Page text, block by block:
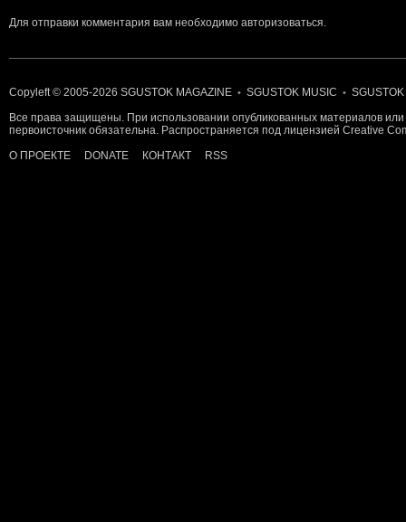
Для отправки комментария вам необходимо авторизоваться.
Copyleft © 2005-2026 SGUSTOK MAGAZINE • SGUSTOK MUSIC •
Все права защищены. При использовании опубликованных материалов
первоисточник обязательна. Распространяется под лицензией Creative
О ПРОЕКТЕ
DONATE КОНТАКТ RSS